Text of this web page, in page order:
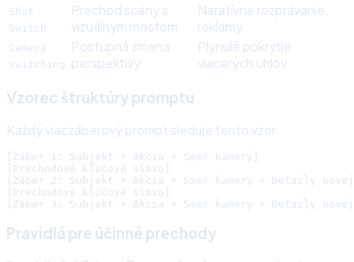
Shot
Switch
Prechod scény s
vizuálnym mostom
Naratívne rozprávanie,
reklamy
Camera
switching
Postupná zmena
perspektívy
Plynulé pokrytie
viacerých uhlov
Vzorec štruktúry promptu
Každý viaczáberový prompt sleduje tento vzor:
[Záber 1: Subjekt + Akcia + Smer kamery]
[Prechodové kľúčové slovo]
[Záber 2: Subjekt + Akcia + Smer kamery + Detaily
[Prechodové kľúčové slovo]
Pravidlá pre účinné prechody